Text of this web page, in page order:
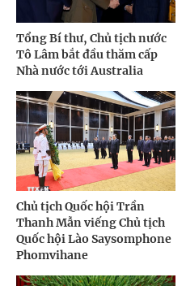
Tổng Bí thư, Chủ tịch nước
Tô Lâm bắt đầu thăm cấp
Nhà nước tới Australia
Chủ tịch Quốc hội Trần
Thanh Mẫn viếng Chủ tịch
Quốc hội Lào Saysomphone
Phomvihane